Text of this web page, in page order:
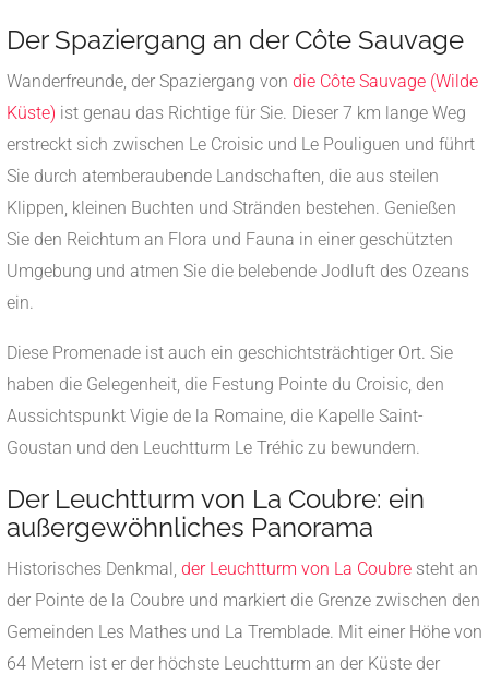
Der Spaziergang an der Côte Sauvage
Wanderfreunde, der Spaziergang von die Côte Sauvage (Wilde
Küste) ist genau das Richtige für Sie. Dieser 7 km lange Weg
erstreckt sich zwischen Le Croisic und Le Pouliguen und führt
Sie durch atemberaubende Landschaften, die aus steilen
Klippen, kleinen Buchten und Stränden bestehen. Genießen
Sie den Reichtum an Flora und Fauna in einer geschützten
Umgebung und atmen Sie die belebende Jodluft des Ozeans
ein.
Diese Promenade ist auch ein geschichtsträchtiger Ort. Sie
haben die Gelegenheit, die Festung Pointe du Croisic, den
Aussichtspunkt Vigie de la Romaine, die Kapelle Saint-
Goustan und den Leuchtturm Le Tréhic zu bewundern.
Der Leuchtturm von La Coubre: ein
außergewöhnliches Panorama
Historisches Denkmal, der Leuchtturm von La Coubre steht an
der Pointe de la Coubre und markiert die Grenze zwischen den
Gemeinden Les Mathes und La Tremblade. Mit einer Höhe von
64 Metern ist er der höchste Leuchtturm an der Küste der